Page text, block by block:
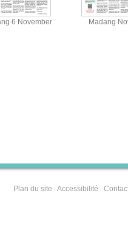
6 November Madang
Plan du site Accessibilité